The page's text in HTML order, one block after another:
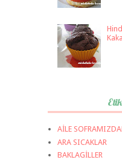
AİLE
ARA SICAKLAR
BAKLAGİLLER